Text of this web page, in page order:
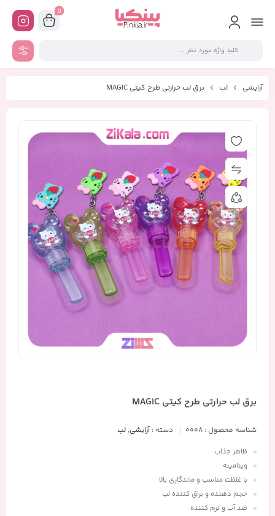
0
آرایشی لب برق لب حرارتی طرح کیتی MAGIC
برق لب حرارتی طرح کیتی MAGIC
شناسه محصول : 0008 دسته :آرایشی, لب
ظاهر جذاب
ویتامینه
با غلظت مناسب و ماندگاری بالا
حجم دهنده و براق کننده لب
ضد آب و نرم کننده